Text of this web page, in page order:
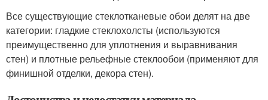
Все существующие стеклотканевые обои делят на две
категории: гладкие стеклохолсты (используются
преимущественно для уплотнения и выравнивания
стен) и плотные рельефные стеклообои (применяют для
финишной отделки, декора стен).